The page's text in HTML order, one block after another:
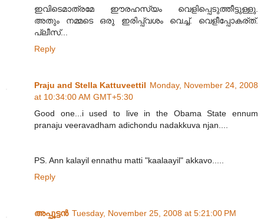
ഇവിടെമാത്രമേ ഈരഹസ്യം വെളിപ്പെടുത്തീട്ടുള്ളു.
അതും നമ്മടെ ഒരു ഇരിപ്പ്‌വശം വെച്ച്‌. വെളീപ്പോകര്‌ത്‌.
പ്ലീസ്‌...
Reply
Praju and Stella Kattuveettil Monday, November 24, 2008
at 10:34:00 AM GMT+5:30
Good one...i used to live in the Obama State ennum
pranaju veeravadham adichondu nadakkuva njan....
PS. Ann kalayil ennathu matti "kaalaayil" akkavo.....
Reply
അപ്പൂട്ടൻ Tuesday, November 25, 2008 at 5:21:00 PM